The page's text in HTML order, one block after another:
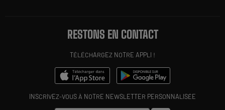
RESTONS EN CONTACT
TÉLÉCHARGEZ NOTRE APPLI !
INSCRIVEZ-VOUS À NOTRE NEWSLETTER PERSONNALISÉE